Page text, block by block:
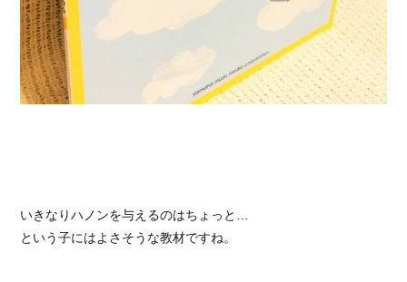
いきなりハノンを与えるのはちょっと…
という子にはよさそうな教材ですね。